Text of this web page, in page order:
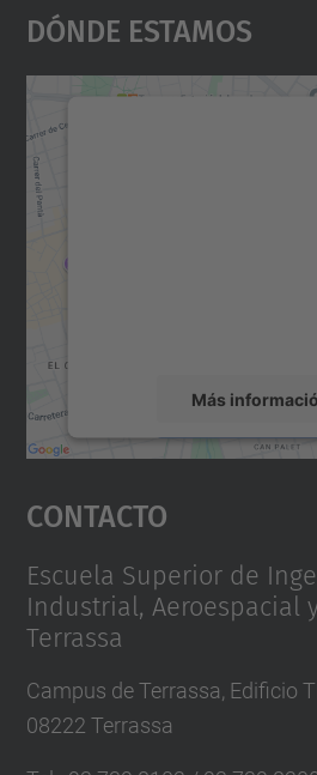
Dónde Estamos
Más
Aceptar
powered by
Contacto
Escuela Superior de
Industrial, Aeroespacial
Terrassa
Campus de Terrassa, Edificio
08222 Terrassa